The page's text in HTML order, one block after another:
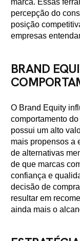
marca. Essas
percepção do
posição
empresas
BRAND
O Brand Equity
comportamento
possui um alto
mais propensos a
de alternativas
de que marcas
confiança e
decisão de
resultar em
ainda mais o